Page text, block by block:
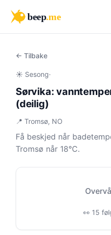
beep.me
← Tilbake
☀️ Sesong·
Sørvika:
(deilig)
📍 Tromsø, NO
Få beskjed når
Tromsø når 18°C.
👀 15